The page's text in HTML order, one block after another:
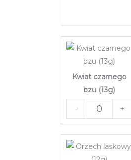
Kwiat czarnego
bzu (13g)
- +